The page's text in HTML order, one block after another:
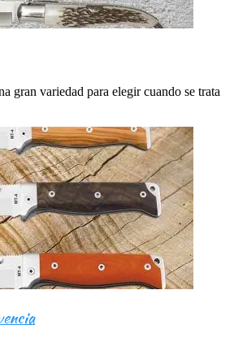
gran variedad para elegir cuando se trata